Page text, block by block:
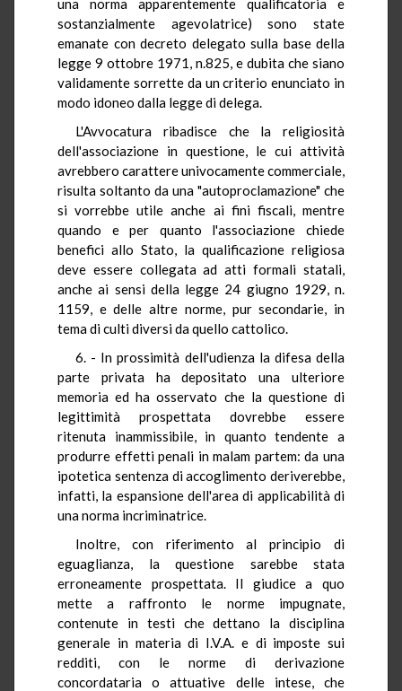
una norma apparentemente qualificatoria e
sostanzialmente agevolatrice) sono state
emanate con decreto delegato sulla base della
legge 9 ottobre 1971, n.825, e dubita che siano
validamente sorrette da un criterio enunciato in
modo idoneo dalla legge di delega.
L'Avvocatura ribadisce che la religiosità
dell'associazione in questione, le cui attività
avrebbero carattere univocamente commerciale,
risulta soltanto da una "autoproclamazione" che
si vorrebbe utile anche ai fini fiscali, mentre
quando e per quanto l'associazione chiede
benefici allo Stato, la qualificazione religiosa
deve essere collegata ad atti formali statali,
anche ai sensi della legge 24 giugno 1929, n.
1159, e delle altre norme, pur secondarie, in
tema di culti diversi da quello cattolico.
6. - In prossimità dell'udienza la difesa della
parte privata ha depositato una ulteriore
memoria ed ha osservato che la questione di
legittimità prospettata dovrebbe essere
ritenuta inammissibile, in quanto tendente a
produrre effetti penali in malam partem: da una
ipotetica sentenza di accoglimento deriverebbe,
infatti, la espansione dell'area di applicabilità di
una norma incriminatrice.
Inoltre, con riferimento al principio di
eguaglianza, la questione sarebbe stata
erroneamente prospettata. Il giudice a quo
mette a raffronto le norme impugnate,
contenute in testi che dettano la disciplina
generale in materia di I.V.A. e di imposte sui
redditi, con le norme di derivazione
concordataria o attuative delle intese, che